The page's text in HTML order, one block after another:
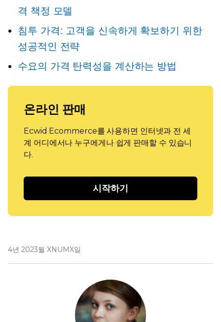
격 책정 모델
침투 가격: 고객을 신속하게 확보하기 위한
성공적인 전략
수요의 가격 탄력성을 계산하는 방법
온라인 판매
Ecwid Ecommerce를 사용하면 인터넷과 전 세
계 어디에서나 누구에게나 쉽게 판매할 수 있습니
다.
시작하기
4년 2023월 XNUMX일